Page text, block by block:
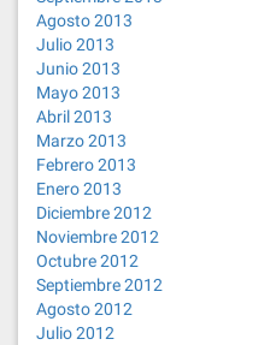
Agosto 2013
Julio 2013
Junio 2013
Mayo 2013
Abril 2013
Marzo 2013
Febrero 2013
Enero 2013
Diciembre 2012
Noviembre 2012
Octubre 2012
Septiembre 2012
Agosto 2012
Julio 2012